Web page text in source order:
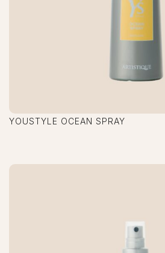
YOUSTYLE OCEAN SPRAY